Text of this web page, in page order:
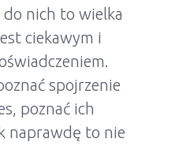
nich to wielka
ciekawym i
spojrzenie
poznać ich
naprawdę to nie